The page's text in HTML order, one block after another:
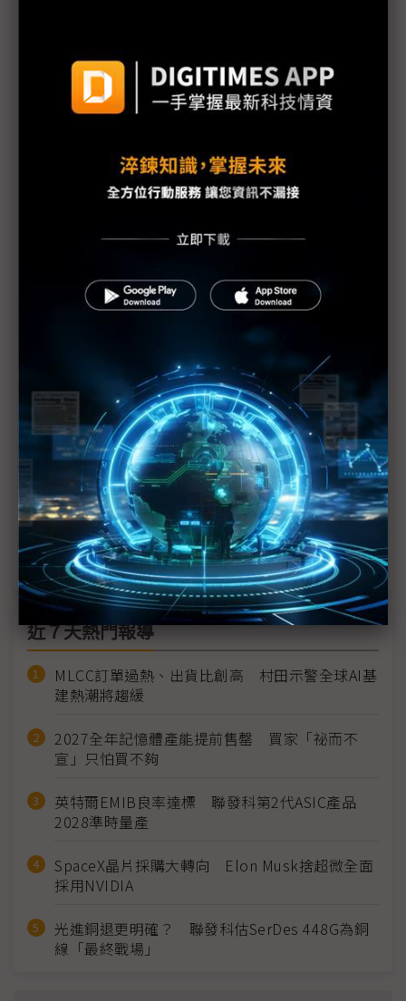
美持續降息、大選觀望 4Q24汽車產業持平
Blackwell整軍待發 系統廠：4Q中下旬出貨
受惠兩大主力動能 鴻海4Q維持正成長
車用傳統旺季到來 台系供應鏈正向樂觀
Android手機SoC決戰倒數 AI應用成市場最大挑戰
展望4Q不如展望2025？ PC、網通、車用晶片等待
新契機
記憶體合約價4Q24漲幅趨緩 DDR5領頭起漲
4Q24進入產業淡季 MCU看向2025新品
台積電2026年市佔7成有望 聯電、世界、GF緩步回
升
近７天熱門報導
MLCC訂單過熱、出貨比創高 村田示警全球AI基
建熱潮將趨緩
2027全年記憶體產能提前售罄 買家「祕而不
宣」只怕買不夠
英特爾EMIB良率達標 聯發科第2代ASIC產品
2028準時量產
SpaceX晶片採購大轉向 Elon Musk捨超微全面
採用NVIDIA
光進銅退更明確？ 聯發科估SerDes 448G為銅
線「最終戰場」